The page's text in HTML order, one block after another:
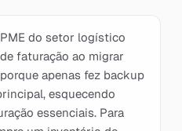
do setor logístico
faturação ao migrar
apenas fez backup
esquecendo
essenciais. Para